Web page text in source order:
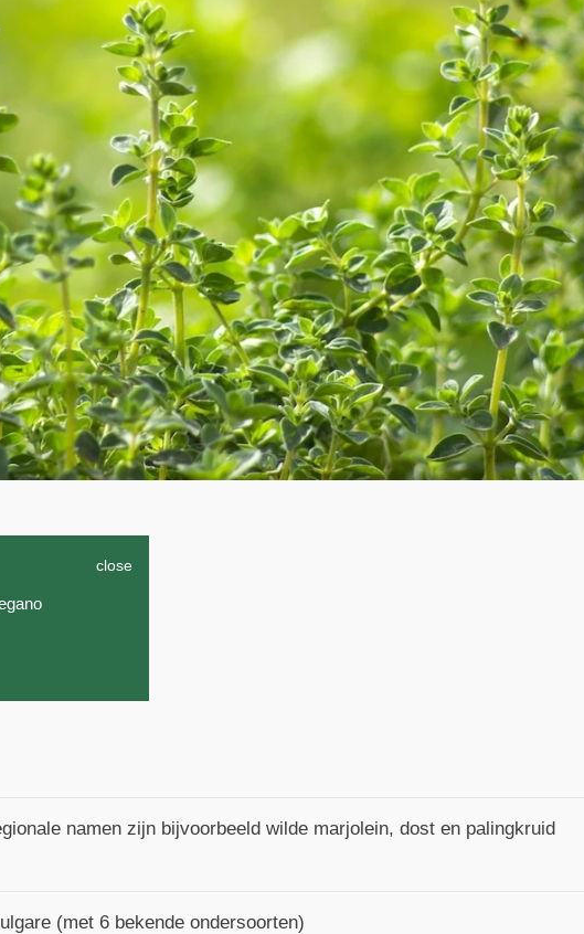
close
namen zijn bijvoorbeeld wilde marjolein, dost en palingkruid
(met 6 bekende ondersoorten)